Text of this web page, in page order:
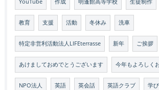
YouTube 作成 明蓬館高等学校 生徒制作
教育 支援 活動 冬休み 洗車
特定非営利活動法人LIFEterrasse 新年 ご挨拶
あけましておめでとうございます 今年もよろしく
NPO法人 英語 英会話 英語クラブ 学び